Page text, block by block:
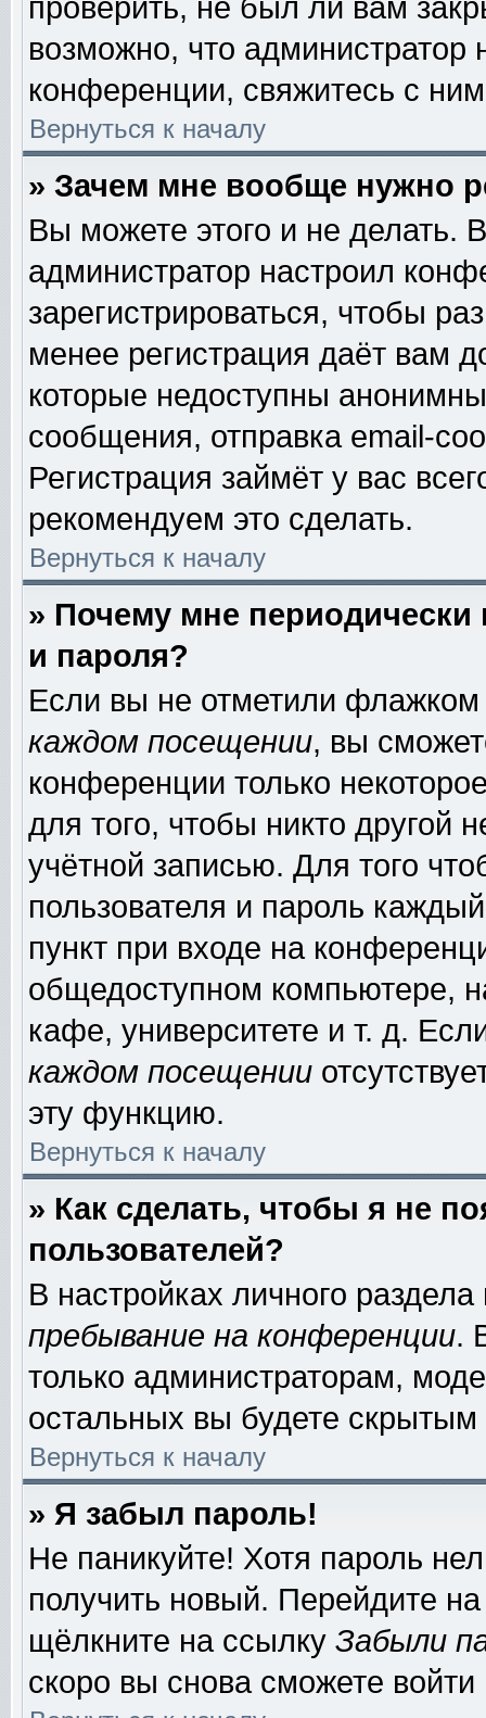
проверить, не был ли вам
возможно, что
конференции, свяжитесь с
Вернуться к началу
» Зачем мне вообще нужно
Вы можете этого и не делать.
администратор настроил
зарегистрироваться, чтобы
менее регистрация даёт вам
которые недоступны
сообщения, отправка email-
Регистрация займёт у вас
рекомендуем это сделать.
Вернуться к началу
» Почему мне
и пароля?
Если вы не отметили флажком
каждом посещении, вы
конференции только
для того, чтобы никто другой
учётной записью. Для того
пользователя и пароль
пункт при входе на
общедоступном компьютере,
кафе, университете и т. д.
каждом посещении
эту функцию.
Вернуться к началу
» Как сделать, чтобы я не
пользователей?
В настройках личного
пребывание на конференции.
только администраторам,
остальных вы будете скрытым
Вернуться к началу
» Я забыл пароль!
Не паникуйте! Хотя пароль
получить новый. Перейдите
щёлкните на ссылку Забыли
скоро вы снова сможете